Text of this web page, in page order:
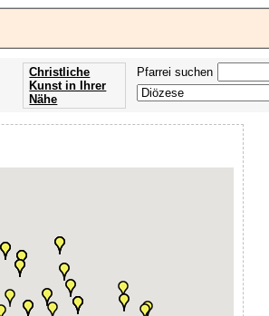
Pfarrei suchen
Christliche
Kunst in Ihrer
Nähe